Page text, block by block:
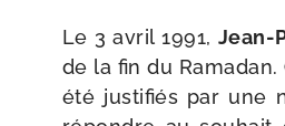
Le 3 avril 1991, Jean-​
de la fin du Ramadan.
été jus­ti­fiés par une